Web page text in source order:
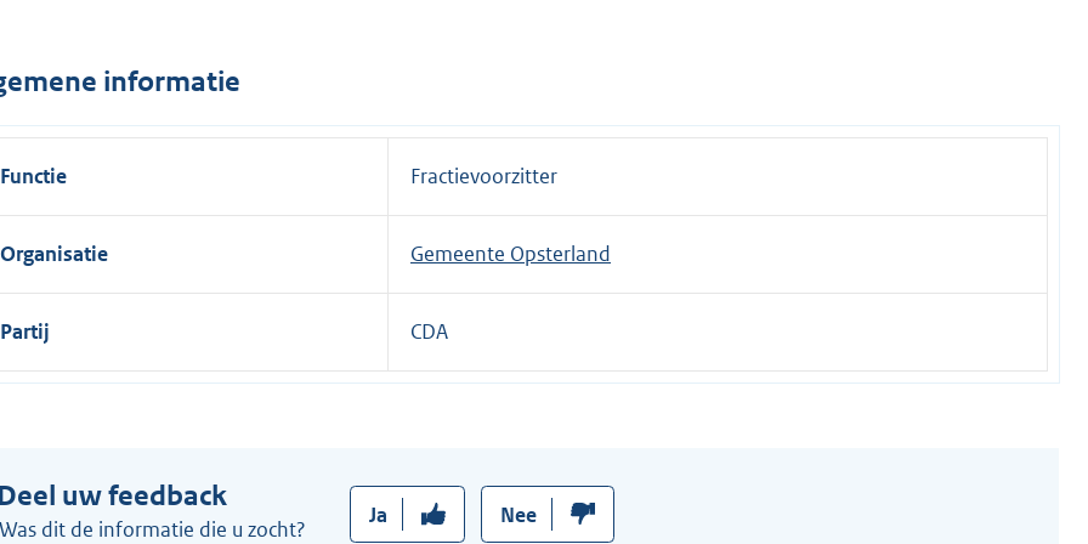
n
:
informatie
Functie Fractievoorzitter
Organisatie Gemeente Opsterland
Partij CDA
uw feedback
Was dit de informatie die u zocht?
Ja Nee